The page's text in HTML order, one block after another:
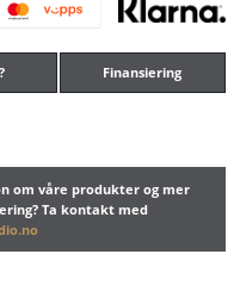
Finansiering
om våre produkter og mer
Ta kontakt med